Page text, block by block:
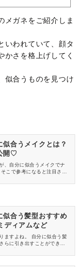
メガネをご紹介しま
いわれていて、顔タ
かさを格上げしてく
似合うものを見つけ
合うメイクとは？
開♡
、自分に似合うメイクでナ
こで参考になると注目され
です。 自分の顔タイプに合
さいね。
似合う髪型おすすめ
ディアムなど
ますよね。 自分に似合う髪
らに引き出すことができま
しょうか。 それなら、“顔タ